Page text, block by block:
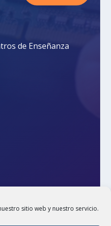
sitio web y nuestro servicio.
de Enseñanza